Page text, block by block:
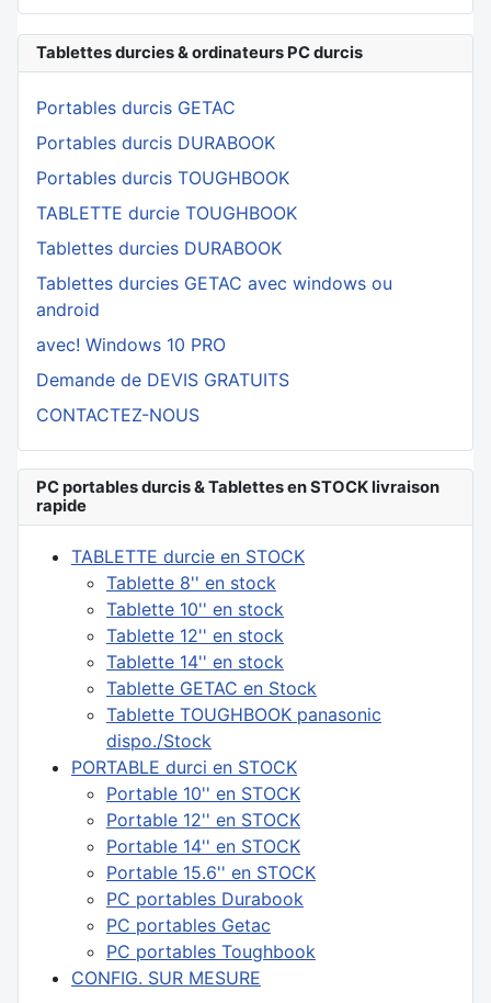
Tablettes durcies & ordinateurs PC durcis
Portables durcis GETAC
Portables durcis DURABOOK
Portables durcis TOUGHBOOK
TABLETTE durcie TOUGHBOOK
Tablettes durcies DURABOOK
Tablettes durcies GETAC avec windows ou
android
avec! Windows 10 PRO
Demande de DEVIS GRATUITS
CONTACTEZ-NOUS
PC portables durcis & Tablettes en STOCK livraison
rapide
TABLETTE durcie en STOCK
Tablette 8'' en stock
Tablette 10'' en stock
Tablette 12'' en stock
Tablette 14'' en stock
Tablette GETAC en Stock
Tablette TOUGHBOOK panasonic
dispo./Stock
PORTABLE durci en STOCK
Portable 10'' en STOCK
Portable 12'' en STOCK
Portable 14'' en STOCK
Portable 15.6'' en STOCK
PC portables Durabook
PC portables Getac
PC portables Toughbook
CONFIG. SUR MESURE